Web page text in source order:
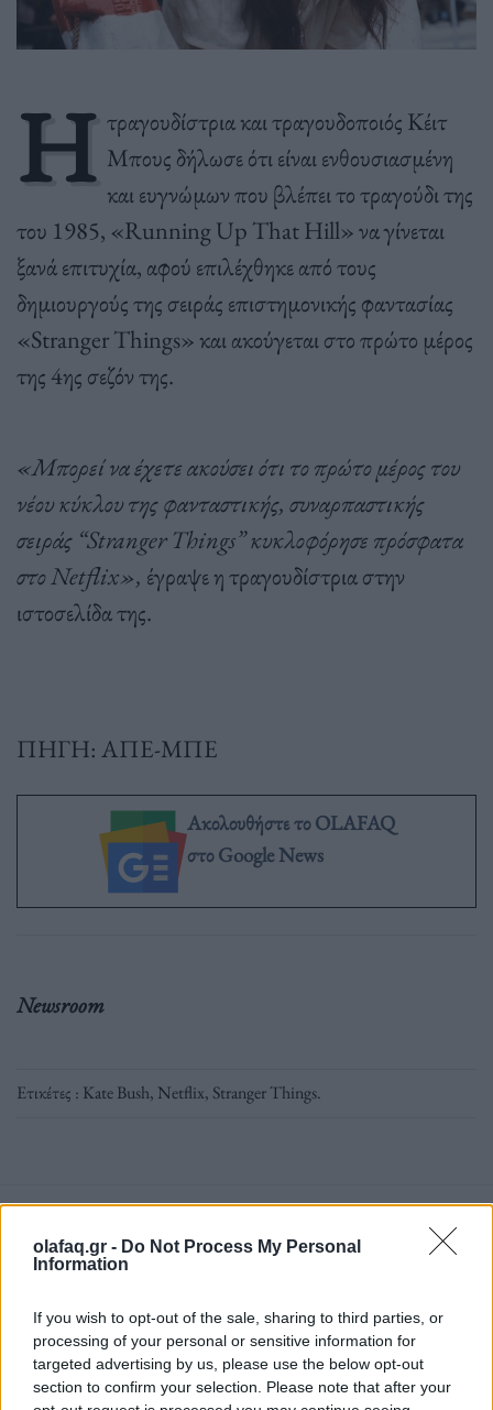
olafaq.gr - Do Not Process My Personal
Information
If you wish to opt-out of the sale, sharing to third parties, or
processing of your personal or sensitive information for
targeted advertising by us, please use the below opt-out
section to confirm your selection. Please note that after your
Η τραγουδίστρια και τραγουδοποιός Κέιτ
Μπους δήλωσε ότι είναι ενθουσιασμένη
και ευγνώμων που βλέπει το τραγούδι της
του 1985, «Running Up That Hill» να γίνεται
ξανά επιτυχία, αφού επιλέχθηκε από τους
δημιουργούς της σειράς επιστημονικής φαντασίας
«Stranger Things» και ακούγεται στο πρώτο μέρος
της 4ης σεζόν της.
«Μπορεί να έχετε ακούσει ότι το πρώτο μέρος του
νέου κύκλου της φανταστικής, συναρπαστικής
σειράς “Stranger Things” κυκλοφόρησε πρόσφατα
στο Netflix», έγραψε η τραγουδίστρια στην
ιστοσελίδα της.
ΠΗΓΗ: ΑΠΕ-ΜΠΕ
Ακολουθήστε το OLAFAQ
στο Google News
Newsroom
Ετικέτες : Kate Bush, Netflix, Stranger Things.
Δείτε επίσης